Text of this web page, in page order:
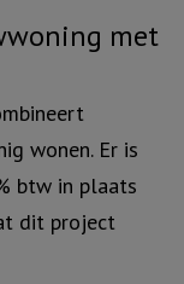
met
wonen. Er is
btw in plaats
dit project